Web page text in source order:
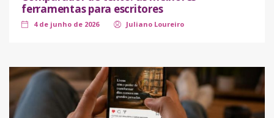
ferramentas para escritores
4 de junho de 2026 Juliano Loureiro